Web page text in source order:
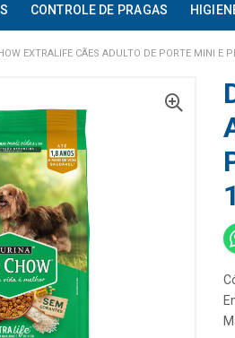
CONTROLE DE PRAGAS
EXTRALIFE CÃES ADULTO DE PORTE MINI E